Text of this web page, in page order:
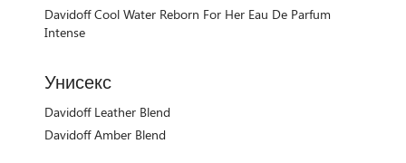
Davidoff Cool Water Reborn For Her Eau De Parfum
Intense
Унисекс
Davidoff Leather Blend
Davidoff Amber Blend